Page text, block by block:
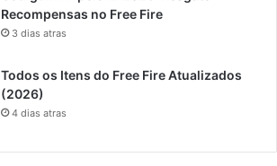
Recompensas no Free Fire
3 dias atras
Todos os Itens do Free Fire Atualizados
(2026)
4 dias atras